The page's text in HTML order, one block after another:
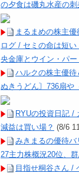
の夕食は磯丸水産の刺
まるまめの株主
ログ / セミの命は短
央金庫とウイン・パー
ハルクの株主優
ぬきうどん〙736扇や
RYUの投資日記
減益は買い場？ (8/6
みきまるの優待バ
27主力株概況20位、群
目指せ桐谷さん /